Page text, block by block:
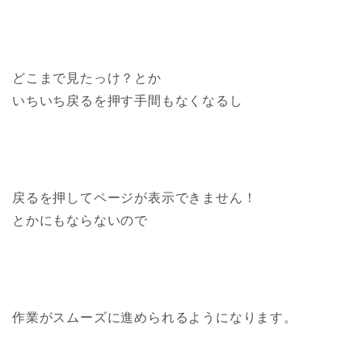
どこまで見たっけ？とか
いちいち戻るを押す手間もなくなるし
戻るを押してページが表示できません！
とかにもならないので
作業がスムーズに進められるようになります。